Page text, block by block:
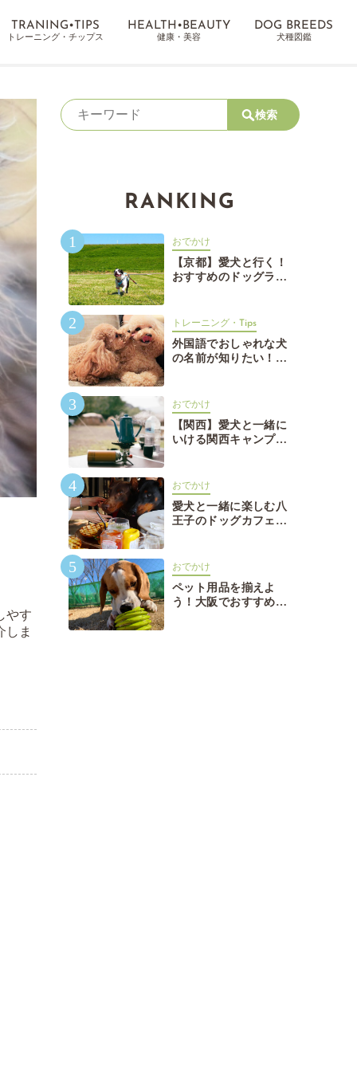
TRANING•TIPS
トレーニング・チップス
HEALTH•BEAUTY
健康・美容
DOG BREEDS
犬種図鑑
やす
しま
検索
RANKING
1 おでかけ
【京都】愛犬と行く！
おすすめのドッグラン
ラン15選
2 トレーニング・Tips
外国語でおしゃれな犬
の名前が知りたい！言
が知りたい！言語別で
徹底解説
3 おでかけ
【関西】愛犬と一緒に
いける関西キャンプ場
西キャンプ場おすすめ
26選
4 おでかけ
愛犬と一緒に楽しむ八
王子のドッグカフェ・
ドッグカフェ・レスト
ラン12選
5 おでかけ
ペット用品を揃えよ
う！大阪でおすすめの